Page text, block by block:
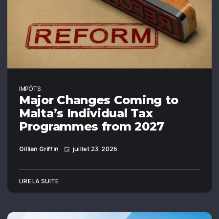
IMPÔTS
Major Changes Coming to
Malta’s Individual Tax
Programmes from 2027
Gillian Griffin juillet 23, 2026
LIRE LA SUITE